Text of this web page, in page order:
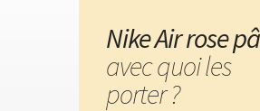
Nike Air rose
avec quoi les
porter ?